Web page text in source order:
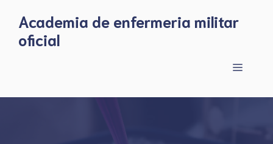
content
Academia de enfermeria militar
oficial
Menu